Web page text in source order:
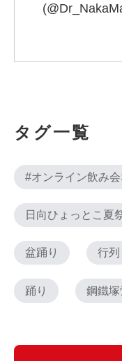
タグ一覧
#オンライン飲み
日向ひょっとこ夏
盆踊り 行列
踊り 鋼鐵塚